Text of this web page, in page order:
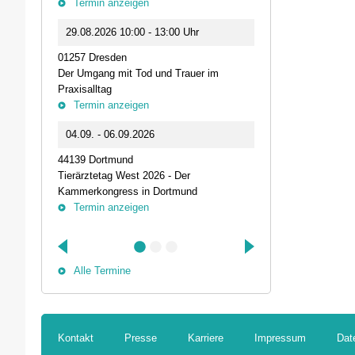
Termin anzeigen
29.08.2026 10:00 - 13:00 Uhr
01257 Dresden
Der Umgang mit Tod und Trauer im
Praxisalltag
Termin anzeigen
04.09. - 06.09.2026
44139 Dortmund
Tierärztetag West 2026 - Der
Kammerkongress in Dortmund
Termin anzeigen
Alle Termine
Kontakt Presse Karriere Impressum